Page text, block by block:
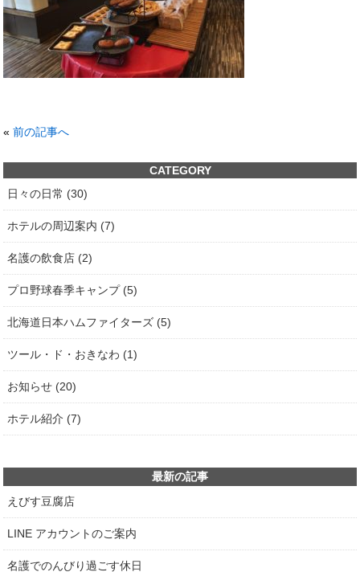
«前の記事へ
CATEGORY
日々の日常 (30)
ホテルの周辺案内 (7)
名護の飲食店 (2)
プロ野球春季キャンプ (5)
北海道日本ハムファイターズ (5)
ツール・ド・おきなわ (1)
お知らせ (20)
ホテル紹介 (7)
最新の記事
えびす豆腐店
LINE アカウントのご案内
名護でのんびり過ごす休日